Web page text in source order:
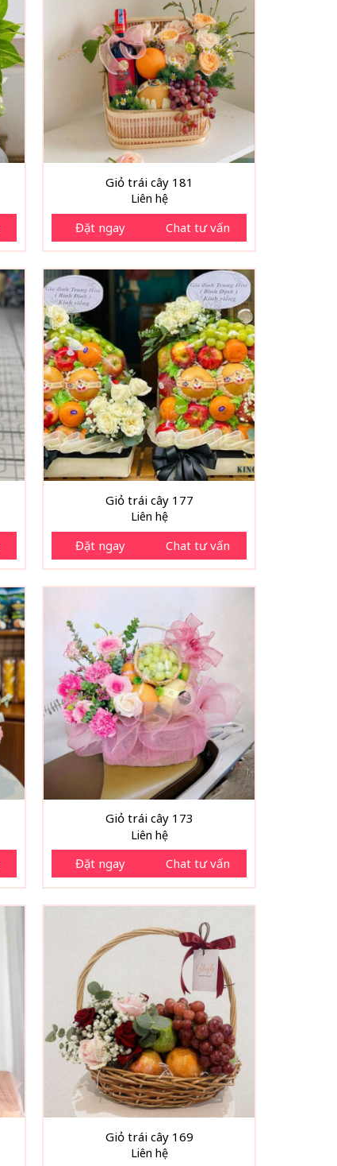
Giỏ trái cây 181
Liên hệ
Đặt ngay Chat tư vấn
Giỏ trái cây 177
Liên hệ
Đặt ngay Chat tư vấn
Giỏ trái cây 173
Liên hệ
Đặt ngay Chat tư vấn
Giỏ trái cây 169
Liên hệ